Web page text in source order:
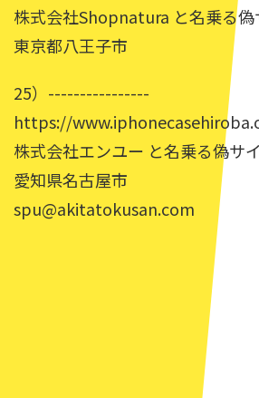
株式会社Shopnatura と名乗る偽
東京都八王子市
25）----------------
https://
株式会社エンユー と名乗る偽サ
愛知県名古屋市
spu@akitatokusan.com